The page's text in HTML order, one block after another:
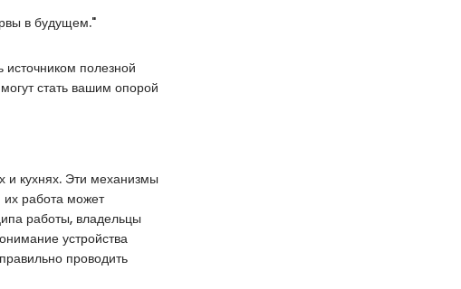
в будущем."
источником полезной
стать вашим опорой
и кухнях. Эти механизмы
их работа может
работы, владельцы
устройства
проводить